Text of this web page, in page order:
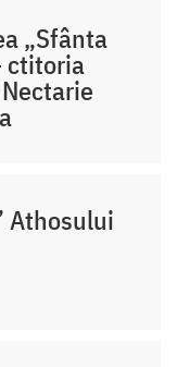
„Sfânta
ctitoria
Athosului